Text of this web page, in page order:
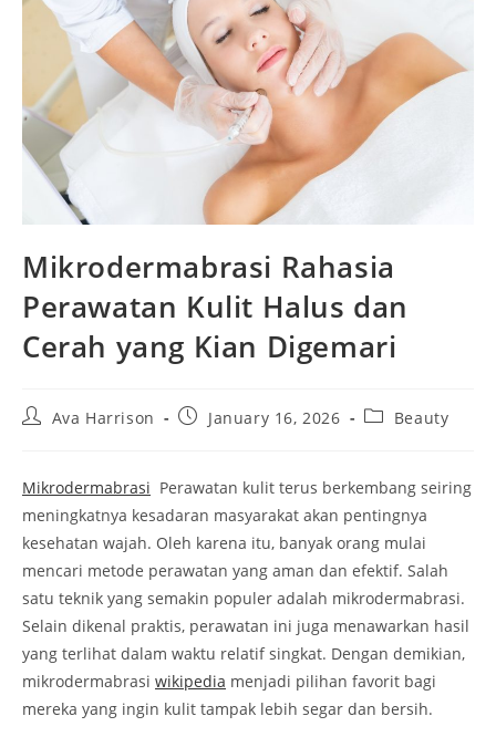
Mikrodermabrasi Rahasia
Perawatan Kulit Halus dan
Cerah yang Kian Digemari
PostAva Harrison
PostJanuary 16, 2026
PostBeauty
Mikrodermabrasi Perawatan kulit terus berkembang seiring
meningkatnya kesadaran masyarakat akan pentingnya
kesehatan wajah. Oleh karena itu, banyak orang mulai
mencari metode perawatan yang aman dan efektif. Salah
satu teknik yang semakin populer adalah mikrodermabrasi.
Selain dikenal praktis, perawatan ini juga menawarkan hasil
yang terlihat dalam waktu relatif singkat. Dengan demikian,
mikrodermabrasi wikipedia menjadi pilihan favorit bagi
mereka yang ingin kulit tampak lebih segar dan bersih.